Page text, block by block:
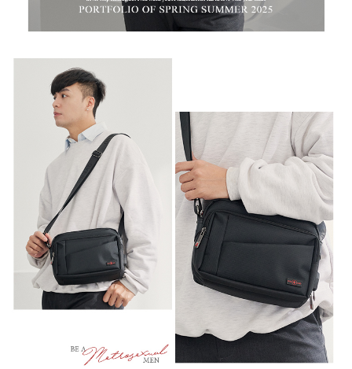
每筆NT$250，滿NT$2,000(含以上)免運費